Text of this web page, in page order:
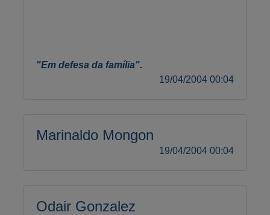
"Em defesa da família".
19/04/2004 00:04
Marinaldo Mongon
19/04/2004 00:04
Odair Gonzalez